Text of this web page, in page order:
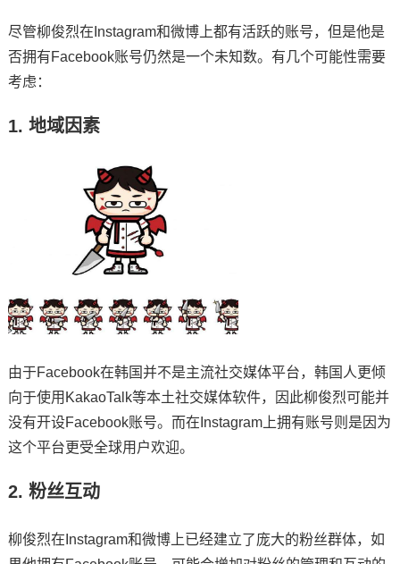
尽管柳俊烈在Instagram和微博上都有活跃的账号，但是他是
否拥有Facebook账号仍然是一个未知数。有几个可能性需要
考虑：
1. 地域因素
由于Facebook在韩国并不是主流社交媒体平台，韩国人更倾
向于使用KakaoTalk等本土社交媒体软件，因此柳俊烈可能并
没有开设Facebook账号。而在Instagram上拥有账号则是因为
这个平台更受全球用户欢迎。
2. 粉丝互动
柳俊烈在Instagram和微博上已经建立了庞大的粉丝群体，如